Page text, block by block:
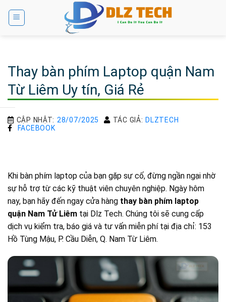
Thay bàn phím Laptop quận Nam
Từ Liêm Uy tín, Giá Rẻ
CẬP NHẬT: 28/07/2025 TÁC GIẢ: DLZTECH
FACEBOOK
Khi bàn phím laptop của bạn gặp sự cố, đừng ngần ngại nhờ
sự hỗ trợ từ các kỹ thuật viên chuyên nghiệp. Ngày hôm
nay, bạn hãy đến ngay cửa hàng thay bàn phím laptop
quận Nam Tử Liêm tại Dlz Tech. Chúng tôi sẽ cung cấp
dịch vụ kiểm tra, báo giá và tư vấn miễn phí tại địa chỉ: 153
Hồ Tùng Mậu, P. Cầu Diễn, Q. Nam Từ Liêm.